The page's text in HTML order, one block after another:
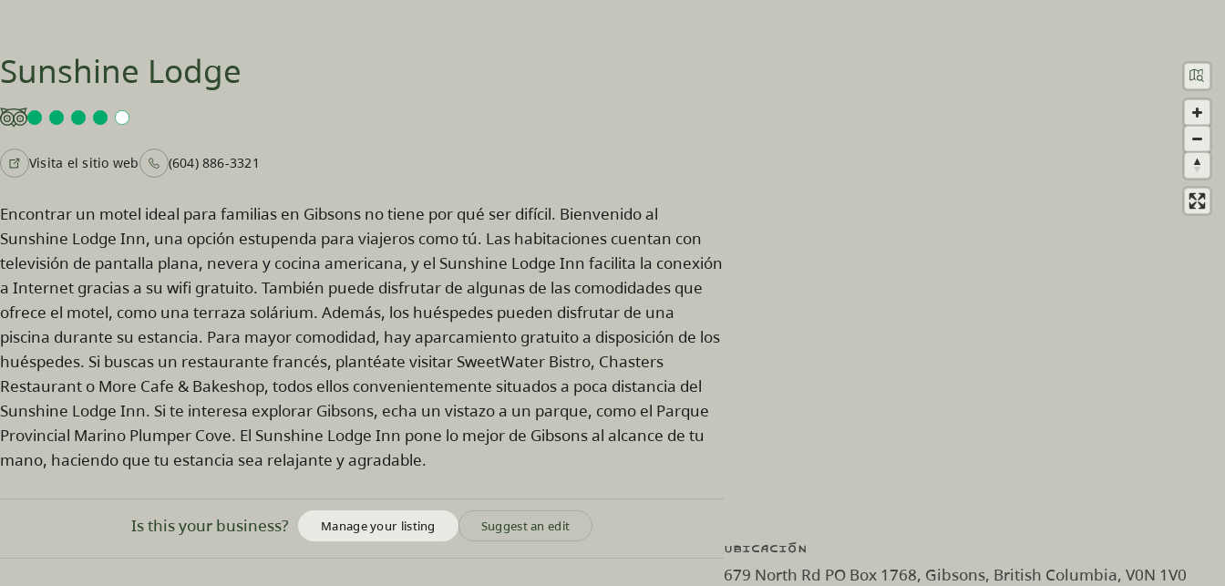
Sunshine Lodge
Visita el sitio web (604) 886-3321
Encontrar un motel ideal para familias en Gibsons no tiene por qué ser difícil. Bienvenido al
Sunshine Lodge Inn, una opción estupenda para viajeros como tú. Las habitaciones cuentan con
televisión de pantalla plana, nevera y cocina americana, y el Sunshine Lodge Inn facilita la conexión
a Internet gracias a su wifi gratuito. También puede disfrutar de algunas de las comodidades que
ofrece el motel, como una terraza solárium. Además, los huéspedes pueden disfrutar de una
piscina durante su estancia. Para mayor comodidad, hay aparcamiento gratuito a disposición de los
huéspedes. Si buscas un restaurante francés, plantéate visitar SweetWater Bistro, Chasters
Restaurant o More Cafe & Bakeshop, todos ellos convenientemente situados a poca distancia del
Sunshine Lodge Inn. Si te interesa explorar Gibsons, echa un vistazo a un parque, como el Parque
Provincial Marino Plumper Cove. El Sunshine Lodge Inn pone lo mejor de Gibsons al alcance de tu
mano, haciendo que tu estancia sea relajante y agradable.
Is this your business? Manage your listing Suggest an edit
Ubicación
679 North Rd PO Box 1768, Gibsons, British Columbia, V0N 1V0